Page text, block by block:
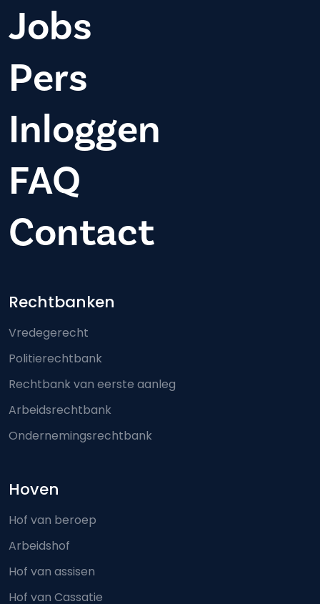
Jobs
Pers
Inloggen
FAQ
Contact
Footer-menu
Rechtbanken
Vredegerecht
Politierechtbank
Rechtbank van eerste aanleg
Arbeidsrechtbank
Ondernemingsrechtbank
Hoven
Hof van beroep
Arbeidshof
Hof van assisen
Hof van Cassatie